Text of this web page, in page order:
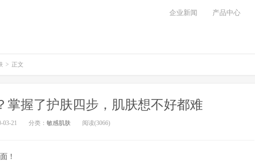
企业新闻 产品中心
> 正文
掌握了护肤四步，肌肤想不好都难
03-21 分类： 敏感肌肤 阅读(3066)
！